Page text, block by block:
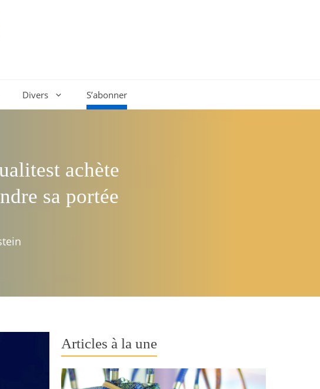
Divers S’abonner
achète
sa portée
Articles à la une